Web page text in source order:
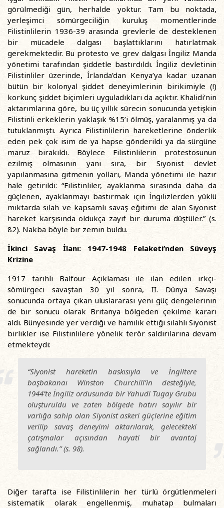
görülmediği gün, herhalde yoktur. Tam bu noktada,
yerleşimci sömürgeciliğin kuruluş momentlerinde
Filistinlilerin 1936-39 arasında grevlerle de desteklenen
bir mücadele dalgası başlattıklarını hatırlatmak
gerekmektedir. Bu protesto ve grev dalgası İngiliz Manda
yönetimi tarafından şiddetle bastırdıldı. İngiliz devletinin
Filistinliler üzerinde, İrlanda’dan Kenya’ya kadar uzanan
bütün bir kolonyal şiddet deneyimlerinin birikimiyle (!)
korkunç şiddet biçimleri uyguladıkları da açıktır. Khalidi’nin
aktarımlarına göre, bu üç yıllık sürecin sonucunda yetişkin
Filistinli erkeklerin yaklaşık %15’i ölmüş, yaralanmış ya da
tutuklanmıştı. Ayrıca Filistinlilerin hareketlerine önderlik
eden pek çok isim de ya hapse gönderildi ya da sürgüne
maruz bırakıldı. Böylece Filistinlilerin protestosunun
ezilmiş olmasının yanı sıra, bir Siyonist devlet
yapılanmasına gitmenin yolları, Manda yönetimi ile hazır
hale getirildi: “Filistinliler, ayaklanma sırasında daha da
güçlenen, ayaklanmayı bastırmak için İngilizlerden yüklü
miktarda silah ve kapsamlı savaş eğitimi de alan Siyonist
hareket karşısında oldukça zayıf bir duruma düştüler.” (s.
82). Nakba böyle bir zemin buldu.
İkinci Savaş İlanı: 1947-1948 Felaketi’nden Süveyş
Krizine
1917 tarihli Balfour Açıklaması ile ilan edilen ırkçı-
sömürgeci savaştan 30 yıl sonra, II. Dünya Savaşı
sonucunda ortaya çıkan uluslararası yeni güç dengelerinin
de bir sonucu olarak Britanya bölgeden çekilme kararı
aldı. Bünyesinde yer verdiği ve hamilik ettiği silahlı Siyonist
birlikler ise Filistinlilere yönelik terör saldırılarına devam
etmekteydi:
“Siyonist hareketin baskısıyla ve İngiltere
başbakanaı Winston Churchill’in desteğiyle,
1944’te İngiliz ordusunda bir Yahudi Tugay Grubu
oluşturuldu ve zaten bölgede hatırı sayılır bir
varlığa sahip olan Siyonist askeri güçlerine eğitim
verilip savaş deneyimi aktarılarak, gelecekteki
çatışmalar açısından hayati bir avantaj
sağlandı.” (s. 98).
Diğer tarafta ise Filistinlilerin her türlü örgütlenmeleri
sistematik olarak engellenmiş, muhatap bulmaları